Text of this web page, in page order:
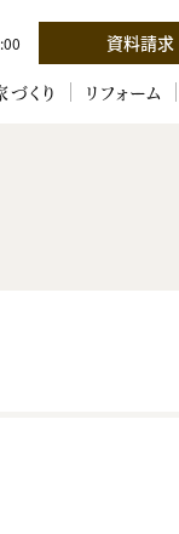
資料請求
くり リフォーム